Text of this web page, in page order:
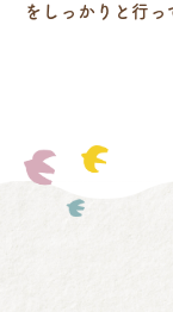
をしっかりと行っ